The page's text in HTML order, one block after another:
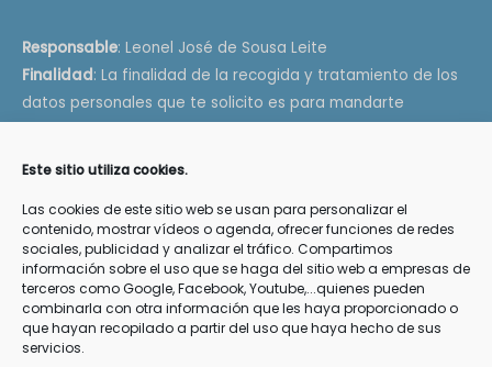
Este sitio utiliza cookies.
Las cookies de este sitio web se usan para personalizar el
contenido, mostrar vídeos o agenda, ofrecer funciones de redes
sociales, publicidad y analizar el tráfico. Compartimos
información sobre el uso que se haga del sitio web a empresas de
terceros como Google, Facebook, Youtube,...quienes pueden
combinarla con otra información que les haya proporcionado o
que hayan recopilado a partir del uso que haya hecho de sus
servicios.
Responsable: Leonel José de Sousa Leite
Finalidad: La finalidad de la recogida y tratamiento de los
datos personales que te solicito es para mandarte
recibir esta información
Destinatarios: Los datos que me facilitas están en mi
servidor de web y emailOVHy en los servidores deGoogle
Drive, todos ellos que cumplen con la RGPD
Derechos: Podrás ejercer tus derechos de acceso,
rectificación, limitación y suprimir los datos en